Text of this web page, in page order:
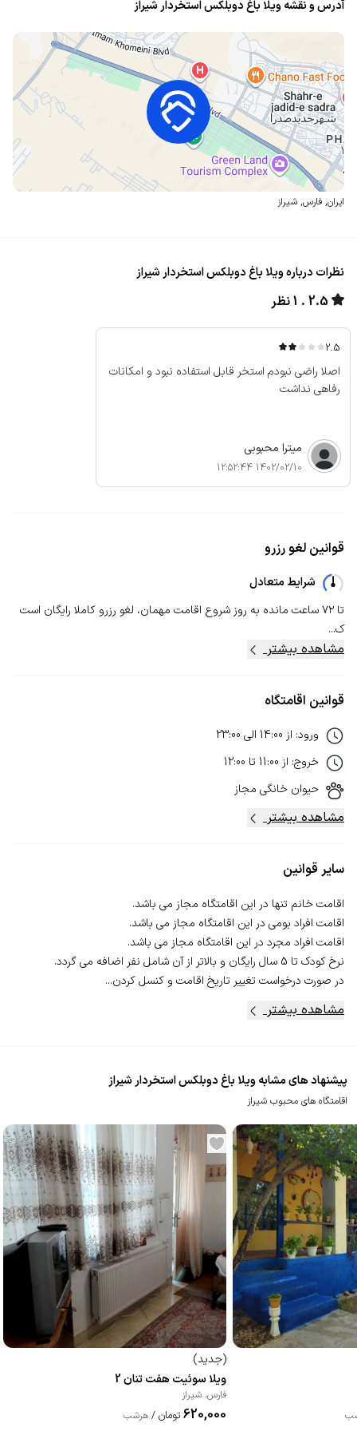
آدرس و نقشه ویلا باغ دوبلکس استخردار شیراز
ایران, فارس, شیراز
نظرات درباره ویلا باغ دوبلکس استخردار شیراز
2.5 1 نظر
2.5
اصلا راضی نبودم استخر قابل استفاده نبود و امکانات
رفاهی نداشت
میترا محبوبی
1402/02/10 12:52:44
قوانین لغو رزرو
شرایط متعادل
تا ۷۲ ساعت مانده به روز شروع اقامت مهمان، لغو رزرو کاملا رایگان است
ک...
مشاهده بیشتر
قوانین اقامتگاه
ورود: از 14:00 الی 23:00
خروج: از 11:00 تا 12:00
حیوان خانگی مجاز
مشاهده بیشتر
سایر قوانین
در صورت درخواست تغییر تاریخ اقامت و کنسل‌ کردن...
مشاهده بیشتر
پیشنهاد های مشابه ویلا باغ دوبلکس استخردار شیراز
اقامتگاه های محبوب شیراز
(جدید)
ویلا سوئیت هفت تنان 2
فارس، شیراز
620,000 تومان / هرشب